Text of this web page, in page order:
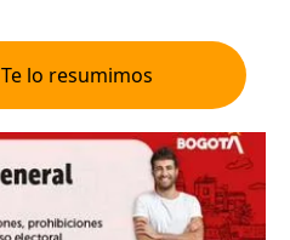
Te lo resumimos